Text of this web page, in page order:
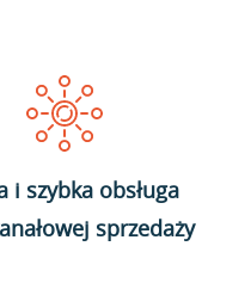
i szybka obsługa
sprzedaży